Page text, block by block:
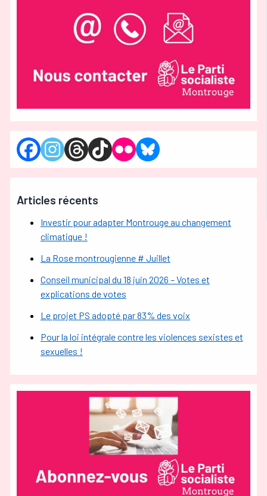
Articles récents
Investir pour adapter Montrouge au changement
climatique !
La Rose montrougienne # Juillet
Conseil municipal du 18 juin 2026 – Votes et
explications de votes
Le projet PS adopté par 83% des voix
Pour la loi intégrale contre les violences sexistes et
sexuelles !